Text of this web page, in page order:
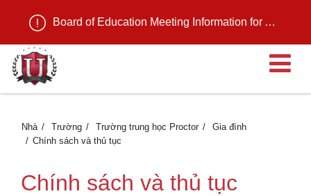
Board of Education Meeting Information for August 11, 2026
Nhà Trường Trường trung học Proctor
Gia đình
Chính sách và thủ tục
Chính sách và thủ tục